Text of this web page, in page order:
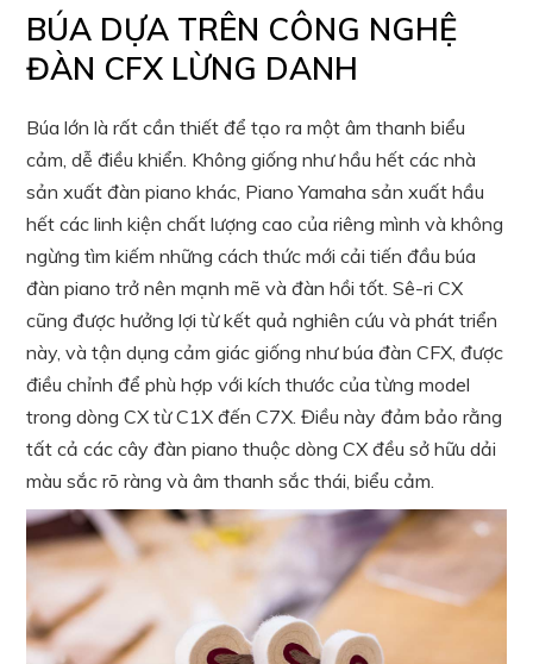
BÚA DỰA TRÊN CÔNG NGHỆ
ĐÀN CFX LỪNG DANH
Búa lớn là rất cần thiết để tạo ra một âm thanh biểu
cảm, dễ điều khiển. Không giống như hầu hết các nhà
sản xuất đàn piano khác, Piano Yamaha sản xuất hầu
hết các linh kiện chất lượng cao của riêng mình và không
ngừng tìm kiếm những cách thức mới cải tiến đầu búa
đàn piano trở nên mạnh mẽ và đàn hồi tốt. Sê-ri CX
cũng được hưởng lợi từ kết quả nghiên cứu và phát triển
này, và tận dụng cảm giác giống như búa đàn CFX, được
điều chỉnh để phù hợp với kích thước của từng model
trong dòng CX từ C1X đến C7X. Điều này đảm bảo rằng
tất cả các cây đàn piano thuộc dòng CX đều sở hữu dải
màu sắc rõ ràng và âm thanh sắc thái, biểu cảm.